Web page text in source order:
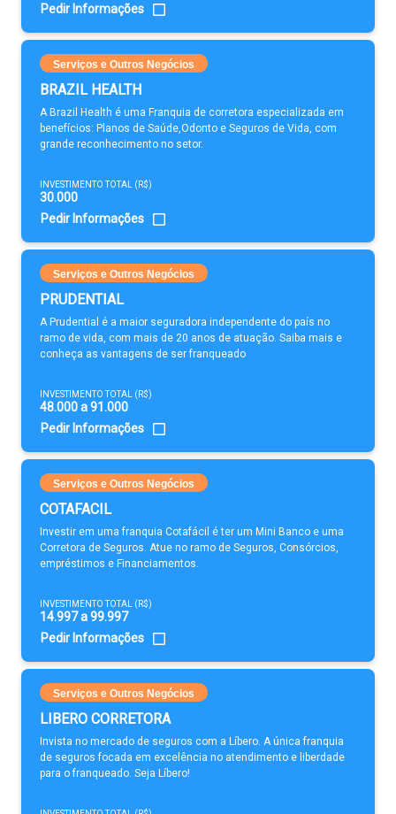
Pedir Informações
Serviços e Outros Negócios
BRAZIL HEALTH
A Brazil Health é uma Franquia de corretora especializada em
benefícios: Planos de Saúde,Odonto e Seguros de Vida, com
grande reconhecimento no setor.
INVESTIMENTO TOTAL (R$)
30.000
Pedir Informações
Serviços e Outros Negócios
PRUDENTIAL
A Prudential é a maior seguradora independente do país no
ramo de vida, com mais de 20 anos de atuação. Saiba mais e
conheça as vantagens de ser franqueado
INVESTIMENTO TOTAL (R$)
48.000 a 91.000
Pedir Informações
Serviços e Outros Negócios
COTAFACIL
Investir em uma franquia Cotafácil é ter um Mini Banco e uma
Corretora de Seguros. Atue no ramo de Seguros, Consórcios,
empréstimos e Financiamentos.
INVESTIMENTO TOTAL (R$)
14.997 a 99.997
Pedir Informações
Serviços e Outros Negócios
LIBERO CORRETORA
Invista no mercado de seguros com a Líbero. A única franquia
de seguros focada em excelência no atendimento e liberdade
para o franqueado. Seja Líbero!